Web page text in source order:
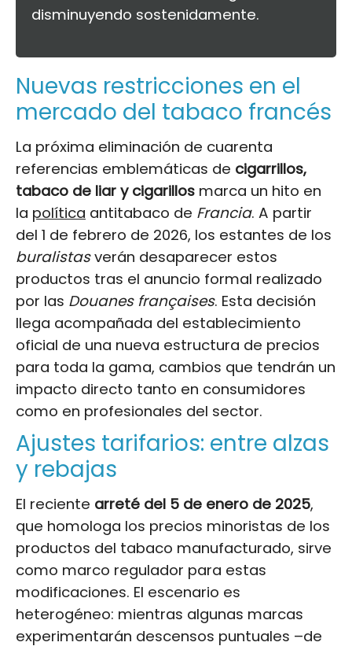
disminuyendo sostenidamente.
Nuevas restricciones en el
mercado del tabaco francés
La próxima eliminación de cuarenta
referencias emblemáticas de cigarrillos,
tabaco de liar y cigarillos marca un hito en
la política antitabaco de Francia. A partir
del 1 de febrero de 2026, los estantes de los
buralistasverán desaparecer estos
productos tras el anuncio formal realizado
por las Douanes françaises. Esta decisión
llega acompañada del establecimiento
oficial de una nueva estructura de precios
para toda la gama, cambios que tendrán un
impacto directo tanto en consumidores
como en profesionales del sector.
Ajustes tarifarios: entre alzas
y rebajas
El reciente arreté del 5 de enero de 2025,
que homologa los precios minoristas de los
productos del tabaco manufacturado, sirve
como marco regulador para estas
modificaciones. El escenario es
heterogéneo: mientras algunas marcas
experimentarán descensos puntuales –de